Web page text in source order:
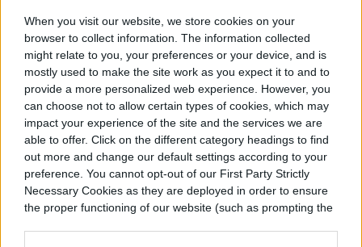
When you visit our website, we store cookies on your
browser to collect information. The information collected
might relate to you, your preferences or your device, and is
mostly used to make the site work as you expect it to and to
provide a more personalized web experience. However, you
can choose not to allow certain types of cookies, which may
impact your experience of the site and the services we are
able to offer. Click on the different category headings to find
out more and change our default settings according to your
preference. You cannot opt-out of our First Party Strictly
Necessary Cookies as they are deployed in order to ensure
the proper functioning of our website (such as prompting the
para el Asistente de Google (que,
nuevamente, funcionará a través de Google
Home), pero para los recién llegados es
mucho más fácil encontrar un applet que
alguien más ya ha creado.
Si estás en un navegador, puedes hacerlo
dirigiéndote a la página para Agregar una